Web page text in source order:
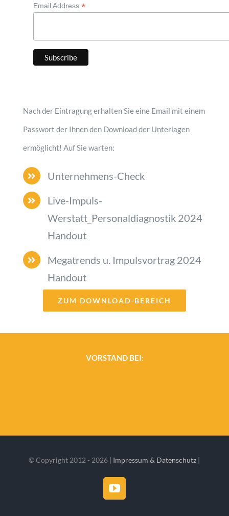
Email Address *
Nach der Eintragung erhalten Sie eine Email mit einem
Passwort der Ihnen den Download der Unterlagen
ermöglicht! Auf Sie warten:
Unternehmens-Check
Live-Impuls-
Werstatt_Personaldiagnostik 2024
Handout
Megatrends u. Impulsvortrag 2024
Handout
ZUM DOWNLOAD-BEREICH
VORSTAND BEI:
© Copyright 2012 - 2026 | Impressum & Datenschutz |
YouTube